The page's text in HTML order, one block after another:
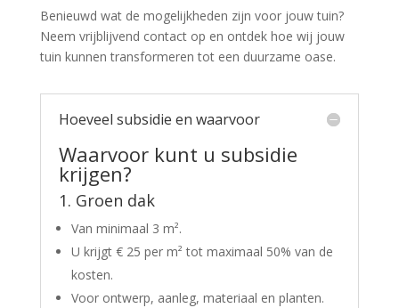
Benieuwd wat de mogelijkheden zijn voor jouw tuin?
Neem vrijblijvend contact op en ontdek hoe wij jouw
tuin kunnen transformeren tot een duurzame oase.
Hoeveel subsidie en waarvoor
Waarvoor kunt u subsidie
krijgen?
1. Groen dak
Van minimaal 3 m².
U krijgt € 25 per m² tot maximaal 50% van de
kosten.
Voor ontwerp, aanleg, materiaal en planten.